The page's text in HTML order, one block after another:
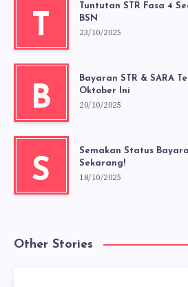
T
Tuntutan STR Fasa 4
BSN
23/10/2025
B
Bayaran STR & SARA
Oktober Ini
20/10/2025
S
Semakan Status
Sekarang!
18/10/2025
Other Stories